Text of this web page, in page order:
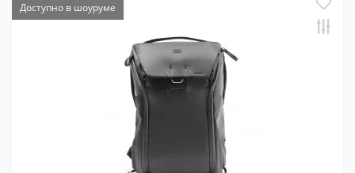
Доступно в шоуруме